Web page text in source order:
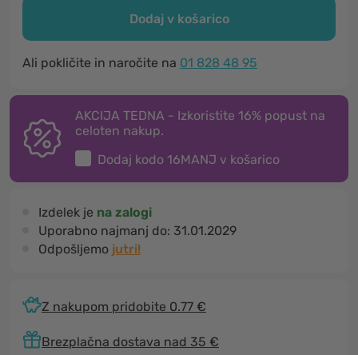
Dodaj v košarico
Ali pokličite in naročite na 01 828 48 95
AKCIJA TEDNA - Izkoristite 16% popust na
celoten nakup.
Dodaj kodo 16MANJ v košarico
Izdelek je na zalogi
Uporabno najmanj do: 31.01.2029
Odpošljemo jutri!
Z nakupom pridobite 0.77 €
Brezplačna dostava nad 35 €